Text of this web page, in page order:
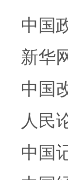
中国
新华
中国
人民
中国